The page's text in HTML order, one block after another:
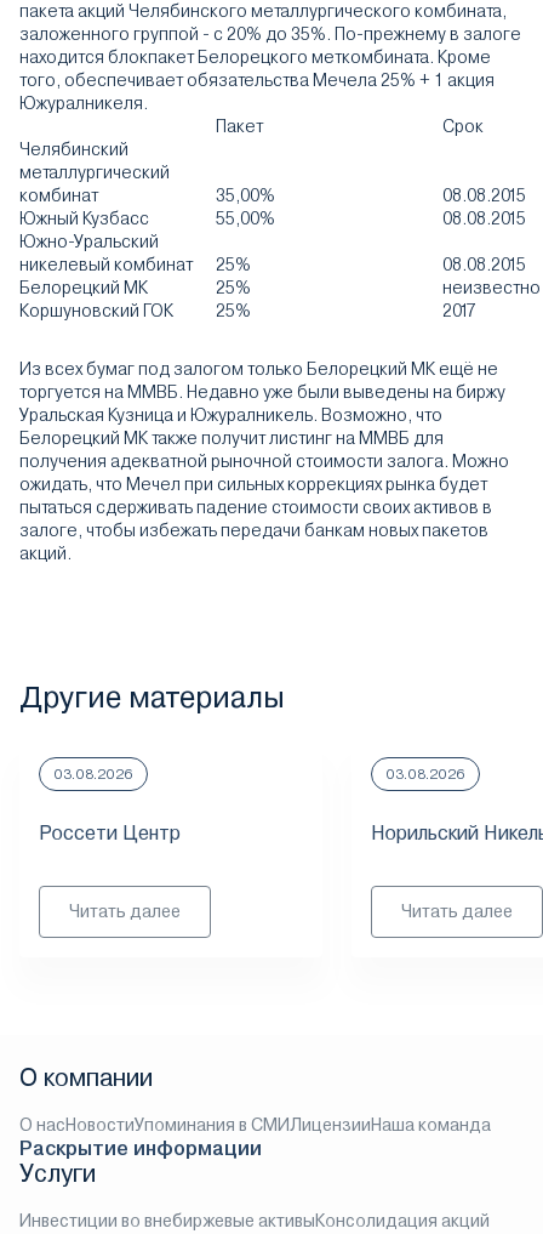
пакета акций Челябинского металлургического комбината,
заложенного группой - с 20% до 35%. По-прежнему в залоге
находится блокпакет Белорецкого меткомбината. Кроме
того, обеспечивает обязательства Мечела 25% + 1 акция
Южуралникеля.
Пакет
Срок
Челябинский
металлургический
комбинат
35,00%
08.08.2015
Южный Кузбасс
55,00%
08.08.2015
Южно-Уральский
никелевый комбинат
25%
08.08.2015
Белорецкий МК
25%
неизвестно
Коршуновский ГОК
25% 2017
Из всех бумаг под залогом только Белорецкий МК ещё не
торгуется на ММВБ. Недавно уже были выведены на биржу
Уральская Кузница и Южуралникель. Возможно, что
Белорецкий МК также получит листинг на ММВБ для
получения адекватной рыночной стоимости залога. Можно
ожидать, что Мечел при сильных коррекциях рынка будет
пытаться сдерживать падение стоимости своих активов в
залоге, чтобы избежать передачи банкам новых пакетов
акций.
Другие материалы
03.08.2026
Россети Центр
Читать далее
03.08.2026
Норильский
Читать далее
О компании
О насНовостиУпоминания в СМИЛицензииНаша команда
Раскрытие информации
Услуги
Инвестиции во внебиржевые активыКонсолидация акций